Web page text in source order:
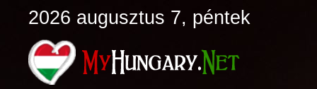
2026 augusztus 7, péntek